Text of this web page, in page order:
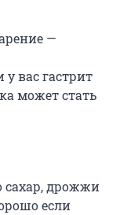
—
у вас гастрит
может стать
сахар, дрожжи
если